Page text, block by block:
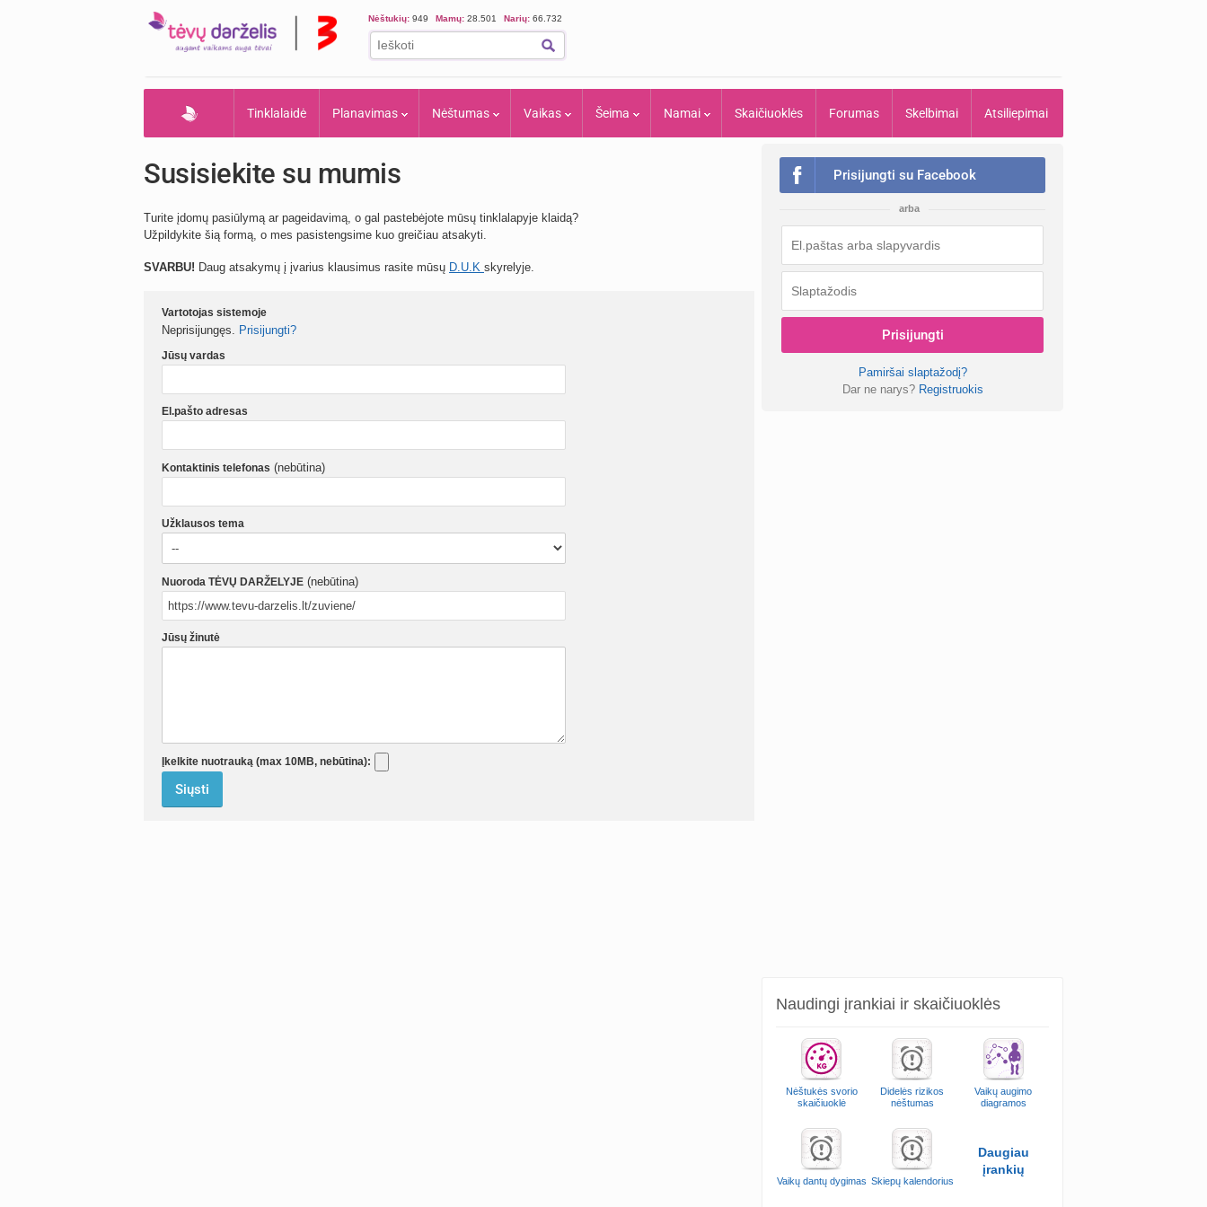
Nėštukių: 949 Mamų: 28.501 Narių: 66.732
Tinklalaidė Planavimas Nėštumas Vaikas Šeima Namai Skaičiuoklės Forumas Skelbimai Atsiliepimai
Susisiekite su mumis
Turite įdomų pasiūlymą ar pageidavimą, o gal pastebėjote mūsų tinklalapyje klaidą?
Užpildykite šią formą, o mes pasistengsime kuo greičiau atsakyti.
SVARBU! Daug atsakymų į įvarius klausimus rasite mūsų D.U.K skyrelyje.
Vartotojas sistemoje
Neprisijungęs. Prisijungti?
Jūsų vardas
El.pašto adresas
Kontaktinis telefonas (nebūtina)
Užklausos tema
Nuoroda TĖVŲ DARŽELYJE (nebūtina)
Jūsų žinutė
Įkelkite nuotrauką (max 10MB, nebūtina):
Prisijungti su Facebook
arba
Prisijungti
Pamiršai slaptažodį?
Dar ne narys? Registruokis
Naudingi įrankiai ir skaičiuoklės
Nėštukės svorio
skaičiuoklė
Didelės rizikos
nėštumas
Vaikų augimo
diagramos
Vaikų dantų dygimas Skiepų kalendorius
Daugiau
įrankių